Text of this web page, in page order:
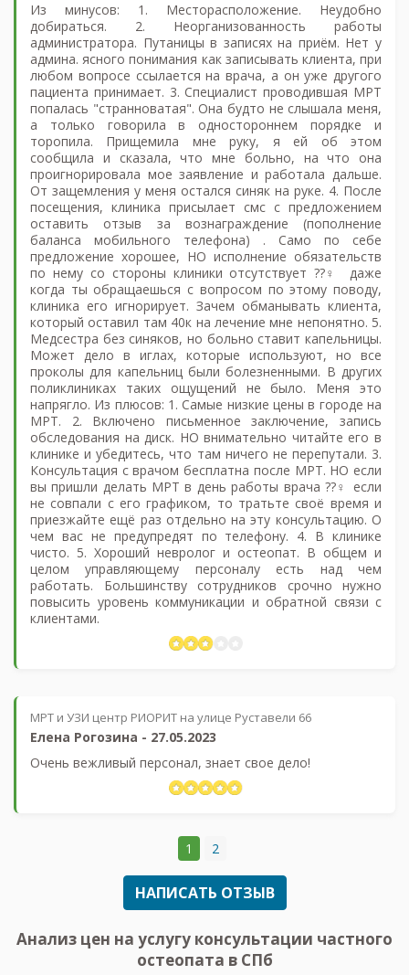
Из минусов: 1. Месторасположение. Неудобно
добираться. 2. Неорганизованность работы
администратора. Путаницы в записях на приём. Нет у
админа. ясного понимания как записывать клиента, при
любом вопросе ссылается на врача, а он уже другого
пациента принимает. 3. Специалист проводившая МРТ
попалась "странноватая". Она будто не слышала меня,
а только говорила в одностороннем порядке и
торопила. Прищемила мне руку, я ей об этом
сообщила и сказала, что мне больно, на что она
проигнорировала мое заявление и работала дальше.
От защемления у меня остался синяк на руке. 4. После
посещения, клиника присылает смс с предложением
оставить отзыв за вознаграждение (пополнение
баланса мобильного телефона) . Само по себе
предложение хорошее, НО исполнение обязательств
по нему со стороны клиники отсутствует ??‍♀️ даже
когда ты обращаешься с вопросом по этому поводу,
клиника его игнорирует. Зачем обманывать клиента,
который оставил там 40к на лечение мне непонятно. 5.
Медсестра без синяков, но больно ставит капельницы.
Может дело в иглах, которые используют, но все
проколы для капельниц были болезненными. В других
поликлиниках таких ощущений не было. Меня это
напрягло. Из плюсов: 1. Самые низкие цены в городе на
МРТ. 2. Включено письменное заключение, запись
обследования на диск. НО внимательно читайте его в
клинике и убедитесь, что там ничего не перепутали. 3.
Консультация с врачом бесплатна после МРТ. НО если
вы пришли делать МРТ в день работы врача ??‍♀️ если
не совпали с его графиком, то тратьте своё время и
приезжайте ещё раз отдельно на эту консультацию. О
чем вас не предупредят по телефону. 4. В клинике
чисто. 5. Хороший невролог и остеопат. В общем и
целом управляющему персоналу есть над чем
работать. Большинству сотрудников срочно нужно
повысить уровень коммуникации и обратной связи с
клиентами.
МРТ и УЗИ центр РИОРИТ на улице Руставели 66
Елена Рогозина - 27.05.2023
Очень вежливый персонал, знает свое дело!
1 2
НАПИСАТЬ ОТЗЫВ
Анализ цен на услугу консультации частного
остеопата в СПб